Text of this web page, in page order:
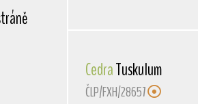
CedraTuskulum
ČLP/FXH/28657